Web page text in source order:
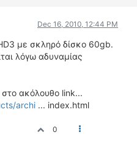
Dec 16, 2010, 12:44 PM
με σκληρό δίσκο 60gb.
λόγω αδυναμίας
στο ακόλουθο link...
archi ... index.html
0